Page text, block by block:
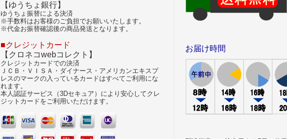
【ゆうちょ銀行】
ゆうちょ振替による決済
※手数料はお客様のご負担でお願いいたします。
※代金お振替確認後の商品発送となります。
■クレジットカード
【クロネコwebコレクト】
クレジットカードでの決済
ＪＣＢ・ＶＩＳＡ・ダイナース・アメリカンエキスプ
レスのマークの入っているカードはすべてご利用にな
れます。
本人認証サービス（3Dセキュア）により安心してクレ
ジットカードをご利用いただけます。
お届け時間